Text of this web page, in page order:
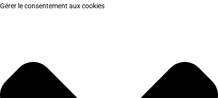
Gérer le consentement aux cookies